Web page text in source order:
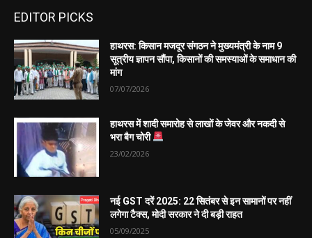
EDITOR PICKS
हाथरस: किसान मजदूर संगठन ने मुख्यमंत्री के नाम 9
सूत्रीय ज्ञापन सौंपा, किसानों की समस्याओं के समाधान की
मांग
07/07/2026
हाथरस में शादी समारोह से लाखों के जेवर और नकदी से
भरा बैग चोरी
23/02/2026
नई GST दरें 2025: 22 सितंबर से इन सामानों पर नहीं
लगेगा टैक्स, मोदी सरकार ने दी बड़ी राहत
05/09/2025